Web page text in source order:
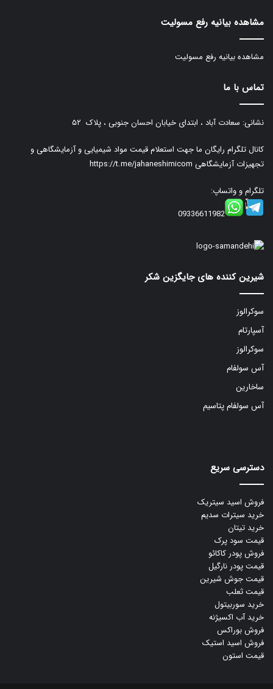
مشاهده بیانیه رفع مسولیت
مشاهده بیانیه رفع مسولیت
تماس با ما
نشانی: سعادت آباد ، ابتدای خیابان احسان جنوبی ، پلاک ۵۲
کانال تلگرام رایگان ما جهت استعلام قیمت مواد شیمیایی و آزمایشگاهی و
تجهیزات آزمایشگاهی https://t.me/jahaneshimicom
تلگرام و واتساپ:
09336611982
شیرین کننده های جایگزین شکر
سوکرالوز
آسپارتام
سوکرالوز
آس سولفام
ساخارین
آس سولفام پتاسیم
دسترسی سریع
فروش اسید سیتریک
خرید سیترات سدیم
خرید تیتان
قیمت سود پرک
فروش پودر کاکائو
قیمت پودر نارگیل
قیمت جوش شیرین
قیمت ثعلب
خرید سوربیتول
خرید آب اکسیژنه
فروش بوراکس
فروش اسید استیک
قیمت استون